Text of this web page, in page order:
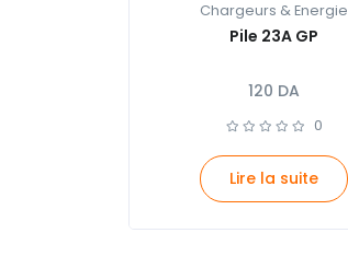
Chargeurs & Energie
Pile 23A GP
120 DA
0
Lire la suite